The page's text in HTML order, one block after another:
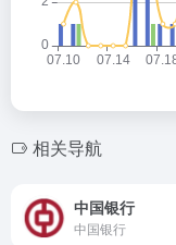
相关导航
中国银行
中国银行